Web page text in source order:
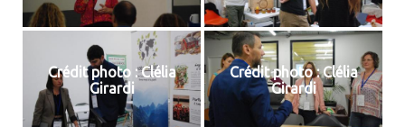
Crédit photo : Clélia
Girardi
Crédit photo : Clélia
Girardi